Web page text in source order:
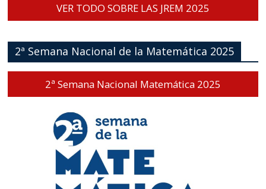
VER TODO SOBRE LAS JREM 2025
2ª Semana Nacional de la Matemática 2025
2ª Semana Nacional Matemática 2025